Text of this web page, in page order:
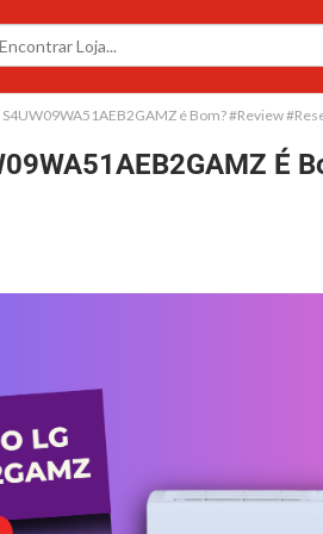
é Bom? #Review
É